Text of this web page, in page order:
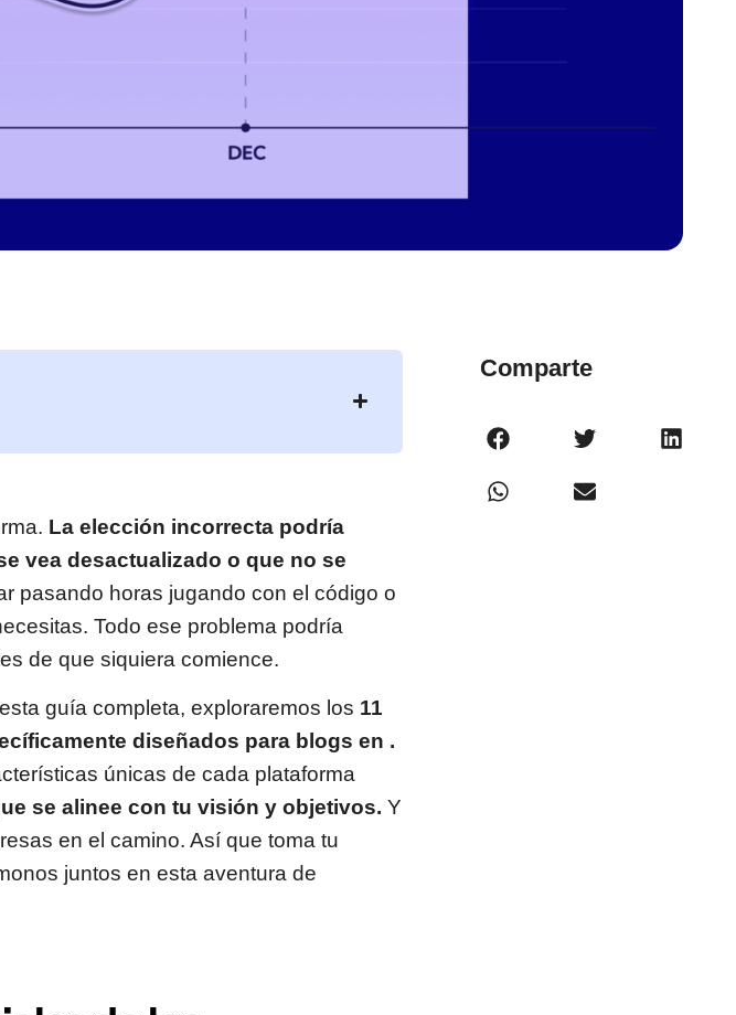
La elección incorrecta podría
vea desactualizado o que no se
pasando horas jugando con el código o
Todo ese problema podría
de que siquiera comience.
guía completa, exploraremos los 11
diseñados para blogs en .
únicas de cada plataforma
se alinee con tu visión y objetivos. Y
en el camino. Así que toma tu
juntos en esta aventura de
Comparte